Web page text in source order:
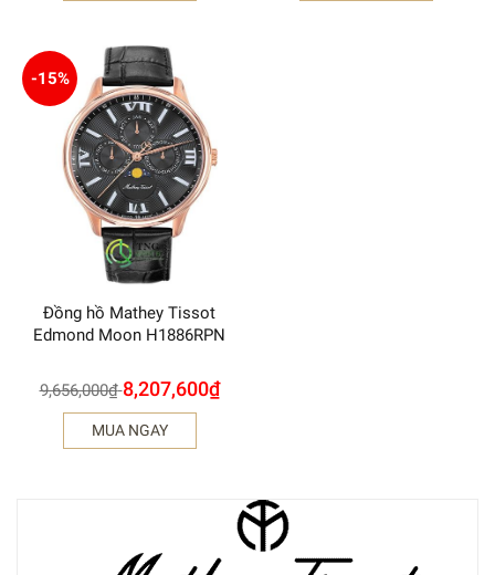
-15%
Đồng hồ Mathey Tissot
Edmond Moon H1886RPN
9,656,000₫ 8,207,600₫
MUA NGAY